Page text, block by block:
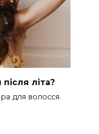
літа?
для волосся.